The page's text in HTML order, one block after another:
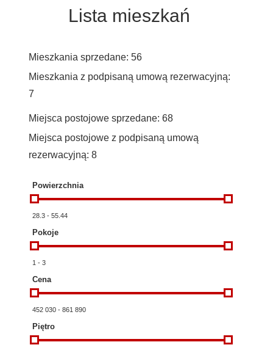
Lista mieszkań
Mieszkania sprzedane: 56
Miejsca postojowe sprzedane: 68
Mieszkania z podpisaną umową rezerwacyjną:
7
Miejsca postojowe z podpisaną umową
rezerwacyjną: 8
Powierzchnia
28.3 -55.44
Pokoje
1 -3
Cena
452 030 -861 890
Piętro